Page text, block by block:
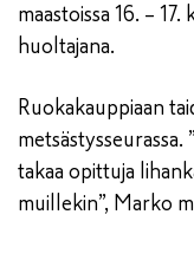
maastoissa 16. –
huoltajana.
Ruokakauppiaan
takaa opittuja
muillekin”, Marko